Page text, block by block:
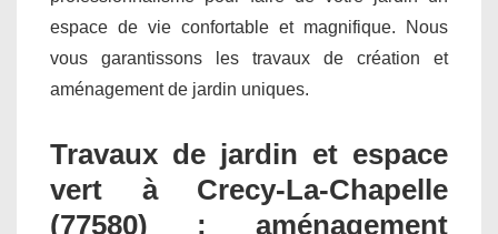
espace de vie confortable et magnifique. Nous
vous garantissons les travaux de création et
aménagement de jardin uniques.
Travaux de jardin et espace
vert à Crecy-La-Chapelle
(77580) : aménagement